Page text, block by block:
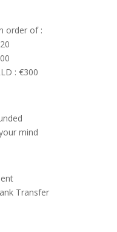
order of :
: €300
mind
Transfer